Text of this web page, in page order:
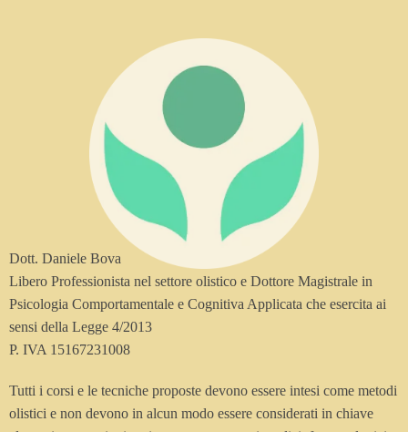
Dott. Daniele Bova
Libero Professionista nel settore olistico e Dottore Magistrale in
Psicologia Comportamentale e Cognitiva Applicata che esercita ai
sensi della Legge 4/2013
P. IVA 15167231008
Tutti i corsi e le tecniche proposte devono essere intesi come metodi
olistici e non devono in alcun modo essere considerati in chiave